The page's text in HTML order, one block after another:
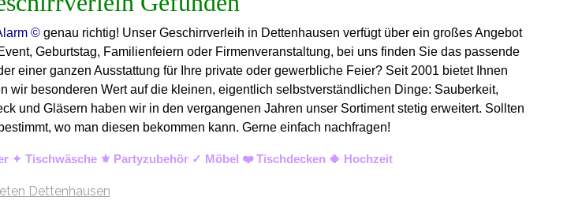
©genau richtig! Unser Geschirrverleih in Dettenhausen verfügt über ein großes Angebot
Geburtstag, Familienfeiern oder Firmenveranstaltung, bei uns finden Sie das passende
einer ganzen Ausstattung für Ihre private oder gewerbliche Feier? Seit 2001 bietet Ihnen
besonderen Wert auf die kleinen, eigentlich selbstverständlichen Dinge: Sauberkeit,
und Gläsern haben wir in den vergangenen Jahren unser Sortiment stetig erweitert. Sollten
wo man diesen bekommen kann. Gerne einfach nachfragen!
✦ Tischwäsche ⚜️ Partyzubehör ✓ Möbel ❤️ Tischdecken 🍀 Hochzeit